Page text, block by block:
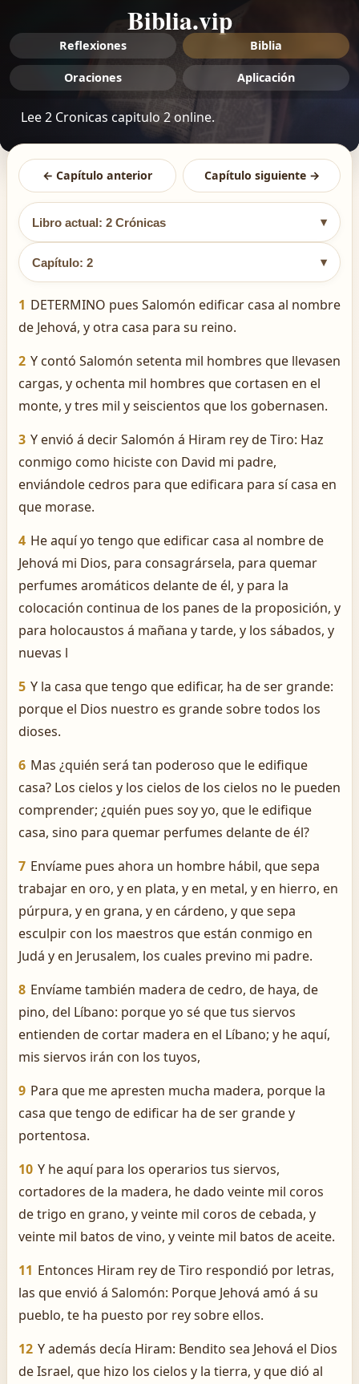
Biblia.vip
Reflexiones Biblia
Oraciones Aplicación
Lee 2 Cronicas capitulo 2 online.
← Capítulo anterior Capítulo siguiente →
Libro actual: 2 Crónicas ▾
Capítulo: 2 ▾
1 DETERMINO pues Salomón edificar casa al nombre
de Jehová, y otra casa para su reino.
2 Y contó Salomón setenta mil hombres que llevasen
cargas, y ochenta mil hombres que cortasen en el
monte, y tres mil y seiscientos que los gobernasen.
3 Y envió á decir Salomón á Hiram rey de Tiro: Haz
conmigo como hiciste con David mi padre,
enviándole cedros para que edificara para sí casa en
que morase.
4 He aquí yo tengo que edificar casa al nombre de
Jehová mi Dios, para consagrársela, para quemar
perfumes aromáticos delante de él, y para la
colocación continua de los panes de la proposición, y
para holocaustos á mañana y tarde, y los sábados, y
nuevas l
5 Y la casa que tengo que edificar, ha de ser grande:
porque el Dios nuestro es grande sobre todos los
dioses.
6 Mas ¿quién será tan poderoso que le edifique
casa? Los cielos y los cielos de los cielos no le pueden
comprender; ¿quién pues soy yo, que le edifique
casa, sino para quemar perfumes delante de él?
7 Envíame pues ahora un hombre hábil, que sepa
trabajar en oro, y en plata, y en metal, y en hierro, en
púrpura, y en grana, y en cárdeno, y que sepa
esculpir con los maestros que están conmigo en
Judá y en Jerusalem, los cuales previno mi padre.
8 Envíame también madera de cedro, de haya, de
pino, del Líbano: porque yo sé que tus siervos
entienden de cortar madera en el Líbano; y he aquí,
mis siervos irán con los tuyos,
9 Para que me apresten mucha madera, porque la
casa que tengo de edificar ha de ser grande y
portentosa.
10 Y he aquí para los operarios tus siervos,
cortadores de la madera, he dado veinte mil coros
de trigo en grano, y veinte mil coros de cebada, y
veinte mil batos de vino, y veinte mil batos de aceite.
11 Entonces Hiram rey de Tiro respondió por letras,
las que envió á Salomón: Porque Jehová amó á su
pueblo, te ha puesto por rey sobre ellos.
12 Y además decía Hiram: Bendito sea Jehová el Dios
de Israel, que hizo los cielos y la tierra, y que dió al